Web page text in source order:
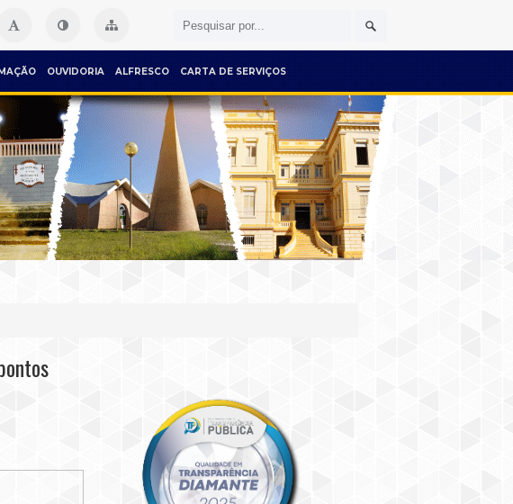
OUVIDORIA ALFRESCO CARTA DE SERVIÇOS